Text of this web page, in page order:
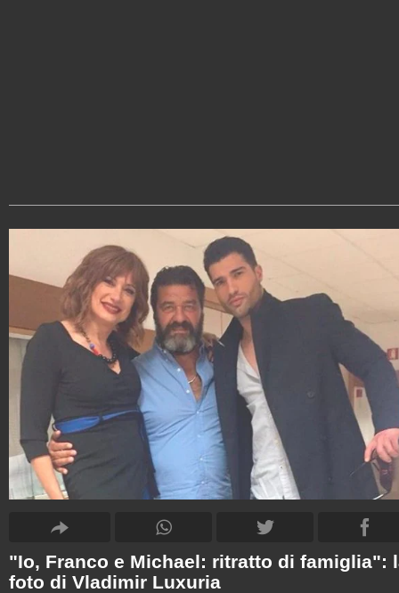
"Io, Franco e Michael: ritratto di famiglia":
foto di Vladimir Luxuria